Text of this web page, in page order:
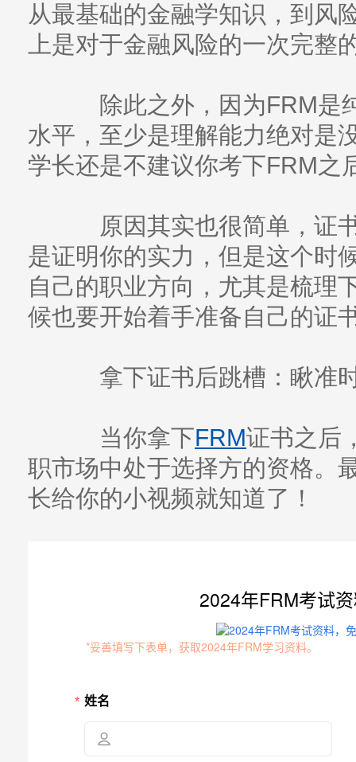
从最基础的金融学知识，到风
上是对于金融风险的一次完整
除此之外，因为FRM是
水平，至少是理解能力绝对是
学长还是不建议你考下FRM之
原因其实也很简单，证书
是证明你的实力，但是这个时
自己的职业方向，尤其是梳理
候也要开始着手准备自己的证
拿下证书后跳槽：瞅准
当你拿下FRM证书之后
职市场中处于选择方的资格。
长给你的小视频就知道了！